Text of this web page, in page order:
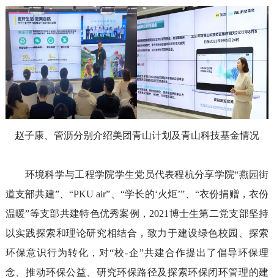
赵子康 管沥分别 介绍美团青山计划及青山科技基金情况
环境科学与工程学院学生党员代表程杭分享学院“燕园街
道支部共建”、“PKU air”、“学长的‘火炬’”、“衣份捐赠，衣份
温暖”等支部共建特色优秀案例 ， 2021 博士生第二党支部坚持
以实践探索和理论研究相结合， 致力于建设绿色校园、 探索
环保意识行为转化 ， 对“校-企”共建合作提出了倡导环保理
念、推动环保公益、研究环保路径及探索环保闭环管理的建